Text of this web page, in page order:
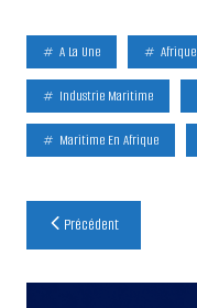
A La Une Afrique
Industrie Maritime
Maritime En Afrique
Navigation
de
l’article
Précédent